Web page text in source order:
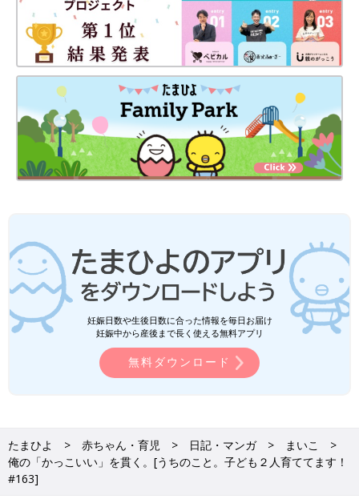
妊娠日数や生後日数に合った情報を毎日お届け
妊娠中から産後まで長く使える無料アプリ
無料ダウンロード
たまひよ 赤ちゃん・育児 日記・マンガ
まいこ
俺の「かっこいい」を貫く。[うちのこと。子ども２人育ててます！
#163]